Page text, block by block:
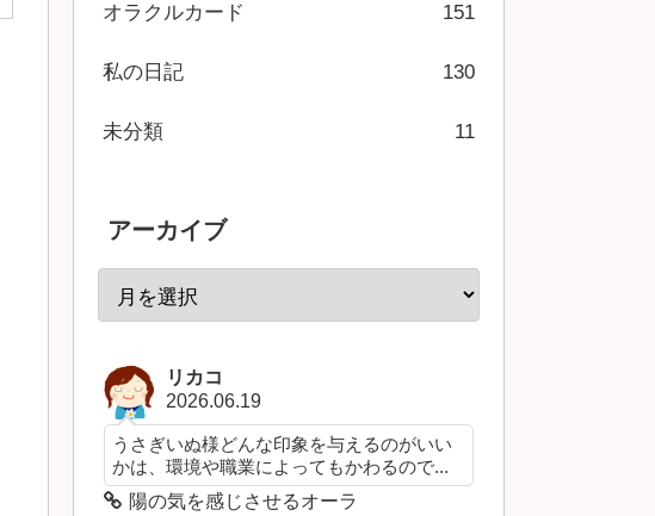
オラクルカード 151
私の日記 130
未分類 11
アーカイブ
リカコ
2026.06.19
うさぎいぬ様どんな印象を与えるのがいい
かは、環境や職業によってもかわるので...
陽の気を感じさせるオーラ